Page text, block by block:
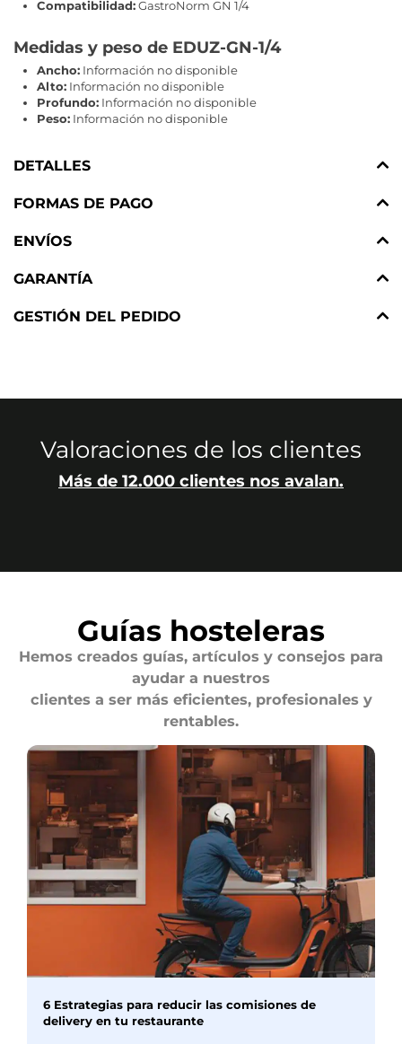
Compatibilidad:GastroNorm GN 1/4
Medidas y peso de EDUZ-GN-1/4
Ancho: Información no disponible
Alto: Información no disponible
Profundo: Información no disponible
Peso: Información no disponible
DETALLES
FORMAS DE PAGO
ENVÍOS
GARANTÍA
GESTIÓN DEL PEDIDO
Valoraciones de los clientes
Más de 12.000 clientes nos avalan.
Guías hosteleras
Hemos creados guías, artículos y consejos para
ayudar a nuestros
clientes a ser más eficientes, profesionales y
rentables.
6 Estrategias para reducir las comisiones de
delivery en tu restaurante